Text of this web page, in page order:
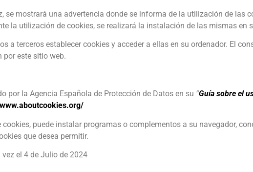
se mostrará una advertencia donde se informa de la utilización de las
la utilización de cookies, se realizará la instalación de las mismas en
a terceros establecer cookies y acceder a ellas en su ordenador. El
por este sitio web.
por la Agencia Española de Protección de Datos en su “Guía sobre el
puede instalar programas o complementos a su navegador,
que desea permitir.
el 4 de Julio de 2024